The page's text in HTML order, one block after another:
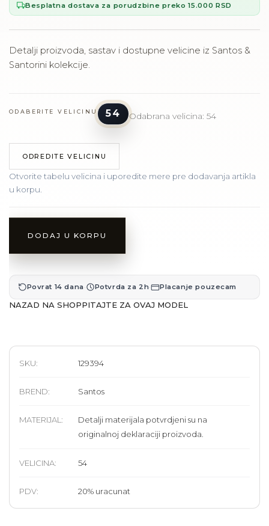
Besplatna dostava za porudzbine preko 15.000 RSD
Detalji proizvoda, sastav i dostupne velicine iz Santos &
Santorini kolekcije.
ODABERITE VELICINU 54 Odabrana velicina: 54
ODREDITE VELICINU
Otvorite tabelu velicina i uporedite mere pre dodavanja artikla
u korpu.
DODAJ U KORPU
Povrat 14 dana· Potvrda za 2h· Placanje pouzecam
NAZAD NA SHOPPITAJTE ZA OVAJ MODEL
SKU: 129394
BREND: Santos
MATERIJAL:
Detalji materijala potvrdjeni su na
originalnoj deklaraciji proizvoda.
VELICINA: 54
PDV: 20% uracunat